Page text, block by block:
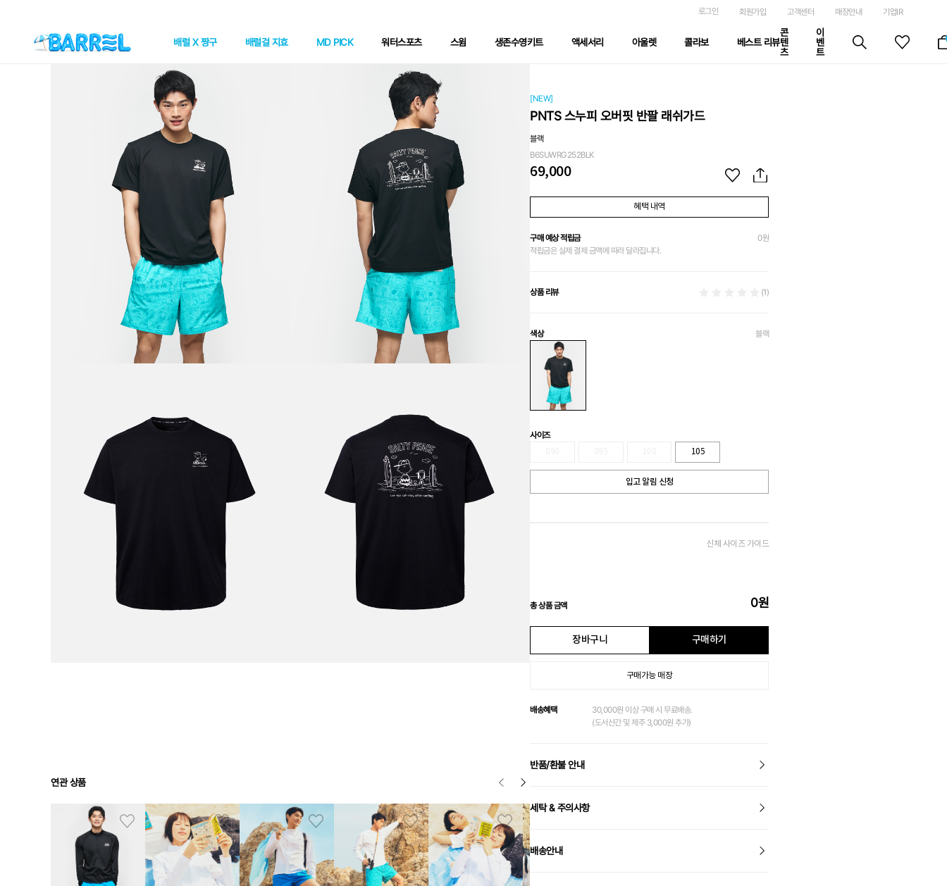
로그인 회원가입 고객센터 매장안내 기업IR
배럴 X 짱구 배럴걸 지효 MD PICK 워터스포츠 스윔 생존수영키트 액세서리 아울렛 콜라보 베스트 리뷰
콘
텐
츠
이
벤
트
연관 상품
[NEW]
PNTS 스누피 오버핏 반팔 래쉬가드
블랙
B6SUWRG252BLK
69,000
혜택 내역
구매 예상 적립금
적립금은 실제 결제 금액에 따라 달라집니다.
0원
상품 리뷰 (1)
색상 블랙
사이즈
105
입고 알림 신청
신체 사이즈 가이드
총 상품 금액 0원
장바구니 구매하기
구매가능 매장
배송혜택
30,000원 이상 구매 시 무료배송.
(도서산간 및 제주 3,000원 추가)
반품/환불 안내
세탁 & 주의사항
배송안내